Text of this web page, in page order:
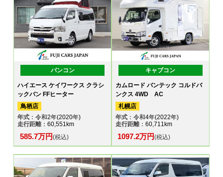
バンコン
ハイエース ケイワークス クラシ
ックバン FFヒーター
鳥栖店
年式 ：令和2年(2020年)
走行距離：60,551km
585.7万円(税込)
キャブコン
カムロード バンテック コルドバ
ンクス 4WD AC
札幌店
年式：令和4年(2022年)
走行距離：60,711km
1097.2万円(税込)